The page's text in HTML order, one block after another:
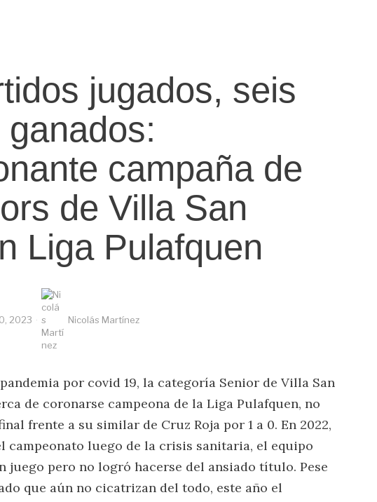
jugados, seis
campaña de
de Villa San
Liga Pulafquen
2023 Nicolás Martínez
por covid 19, la categoría Senior de Villa San
de coronarse campeona de la Liga Pulafquen, no
frente a su similar de Cruz Roja por 1 a 0. En 2022,
campeonato luego de la crisis sanitaria, el equipo
juego pero no logró hacerse del ansiado título. Pese
que aún no cicatrizan del todo, este año el